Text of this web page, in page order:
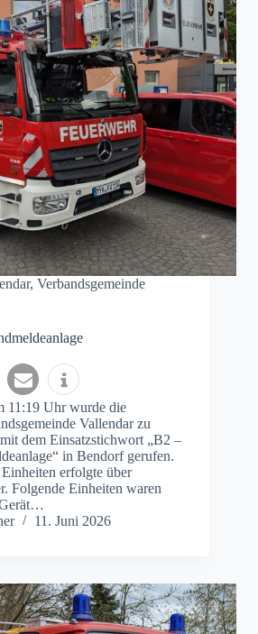
, Verbandsgemeinde
11:19 Uhr wurde die
Vallendar zu
dem Einsatzstichwort „B2 –
in Bendorf gerufen.
erfolgte über
Folgende Einheiten waren
11. Juni 2026